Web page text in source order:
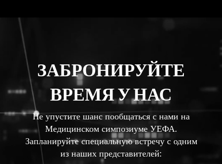
ЗАБРОНИРУЙТЕ
ВРЕМЯ У НАС
Не упустите шанс пообщаться с нами на
Медицинском симпозиуме УЕФА.
Запланируйте специальную встречу с одним
из наших представителей: